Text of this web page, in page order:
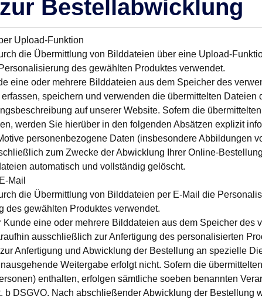
Bestellabwicklung
Upload-Funktion
die Übermittlung von Bilddateien über eine Upload-
des gewählten Produktes verwendet.
eine oder mehrere Bilddateien aus dem Speicher des
speichern und verwenden die übermittelten
auf unserer Website. Sofern die
werden Sie hierüber in den folgenden Absätzen explizit
personenbezogene Daten (insbesondere Abbildungen
zum Zwecke der Abwicklung Ihrer Online-
automatisch und vollständig gelöscht.
Mail
die Übermittlung von Bilddateien per E-Mail die
des gewählten Produktes verwendet.
eine oder mehrere Bilddateien aus dem Speicher des
ausschließlich zur Anfertigung des personalisierten
Anfertigung und Abwicklung der Bestellung an spezielle
Weitergabe erfolgt nicht. Sofern die
enthalten, erfolgen sämtliche soeben benannten
DSGVO. Nach abschließender Abwicklung der Bestellung